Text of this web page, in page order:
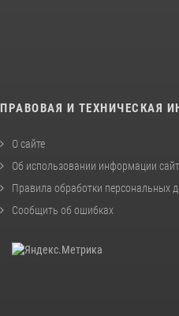
ПРАВОВАЯ И ТЕХНИЧЕСКАЯ
О сайте
Об использовании информации
Правила обработки персональных
Сообщить об ошибках